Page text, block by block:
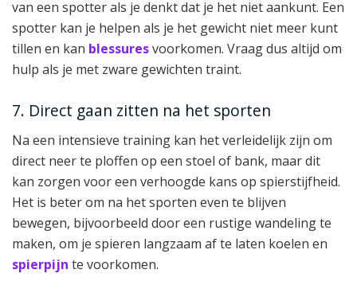
van een spotter als je denkt dat je het niet aankunt. Een
spotter kan je helpen als je het gewicht niet meer kunt
tillen en kan blessuresvoorkomen. Vraag dus altijd om
hulp als je met zware gewichten traint.
7. Direct gaan zitten na het sporten
Na een intensieve training kan het verleidelijk zijn om
direct neer te ploffen op een stoel of bank, maar dit
kan zorgen voor een verhoogde kans op spierstijfheid.
Het is beter om na het sporten even te blijven
bewegen, bijvoorbeeld door een rustige wandeling te
maken, om je spieren langzaam af te laten koelen en
spierpijn te voorkomen.